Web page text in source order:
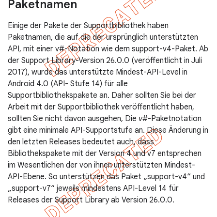
Paketnamen
Einige der Pakete der Supportbibliothek haben
Paketnamen, die auf die der ursprünglich unterstützten
API, mit einer v#-Notation wie dem support-v4-Paket. Ab
der Support Library-Version 26.0.0 (veröffentlicht in Juli
2017), wurde das unterstützte Mindest-API-Level in
Android 4.0 (API- Stufe 14) für alle
Supportbibliothekspakete an. Daher sollten Sie bei der
Arbeit mit der Supportbibliothek veröffentlicht haben,
sollten Sie nicht davon ausgehen, Die v#-Paketnotation
gibt eine minimale API-Supportstufe an. Diese Änderung in
den letzten Releases bedeutet auch, dass
Bibliothekspakete mit der Version 4 und v7 entsprechen
im Wesentlichen der von ihnen unterstützten Mindest-
API-Ebene. So unterstützen das Paket „support-v4“ und
„support-v7“ jeweils mindestens API-Level 14 für
Releases der Support Library ab Version 26.0.0.